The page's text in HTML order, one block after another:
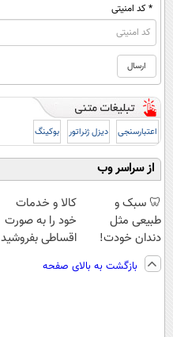
* کد امنیتی
اعتبارسنجی دیزل ژنراتور بوکینگ
از سراسر وب
🦷 سبک و
طبیعی مثل
دندان خودت!
نصب آسان و
پرداخت اقساطی
کالا و خدمات
خود را به صورت
اقساطی بفروشید
بازگشت به بالای صفحه